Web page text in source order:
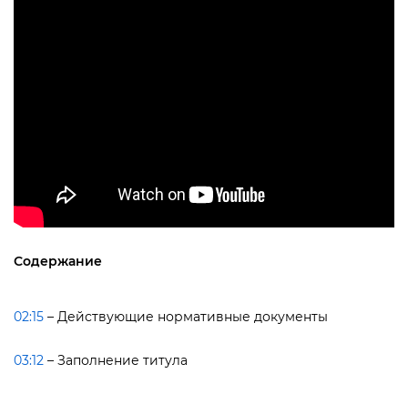
Содержание
02:15 – Действующие нормативные документы
03:12 – Заполнение титула